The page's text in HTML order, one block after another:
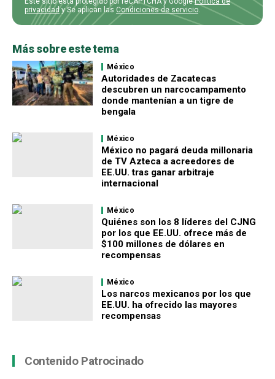
privacidady Se aplican las Condiciones de servicio.
Más sobre este tema
México
Autoridades de Zacatecas
descubren un narcocampamento
donde mantenían a un tigre de
bengala
México
México no pagará deuda millonaria
de TV Azteca a acreedores de
EE.UU. tras ganar arbitraje
internacional
México
Quiénes son los 8 líderes del CJNG
por los que EE.UU. ofrece más de
$100 millones de dólares en
recompensas
México
Los narcos mexicanos por los que
EE.UU. ha ofrecido las mayores
recompensas
Contenido Patrocinado